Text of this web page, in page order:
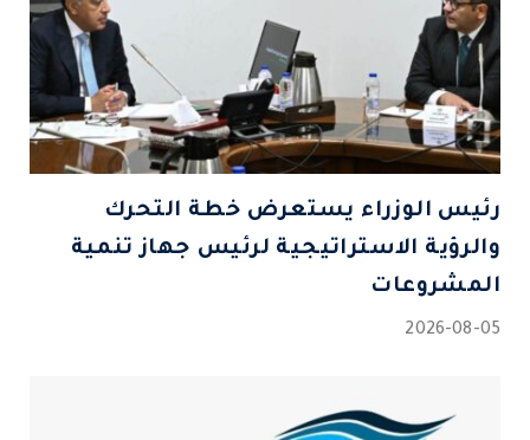
رئيس الوزراء يستعرض خطة التحرك
والرؤية الاستراتيجية لرئيس جهاز تنمية
المشروعات
2026-08-05